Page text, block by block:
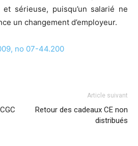
sérieuse, puisqu’un salarié ne
un changement d’employeur.
no 07-44.200
Article suivant
Retour des cadeaux CE non
distribués